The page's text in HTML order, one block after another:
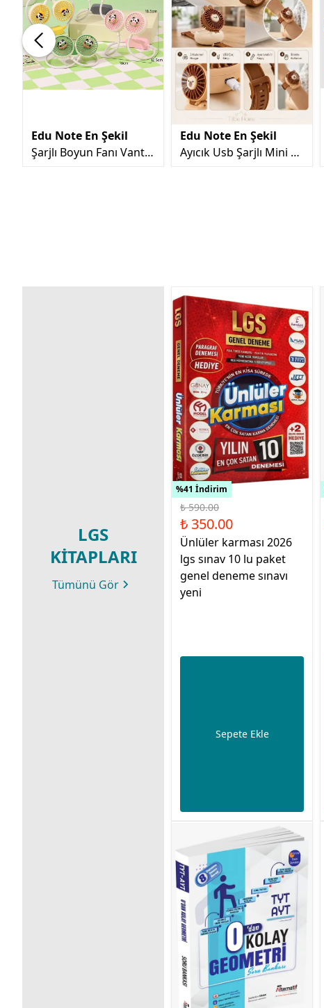
Edu Note En Şekil
Şarjlı Boyun Fanı Vantil
Edu Note En Şekil
Ayıcık Usb Şarjlı Mini Fa
LGS
KİTAPLARI
Tümünü Gör
%41 İndirim
₺ 590.00
₺ 350.00
Ünlüler karması 2026
lgs sınav 10 lu paket
genel deneme sınavı
yeni
Sepete Ekle